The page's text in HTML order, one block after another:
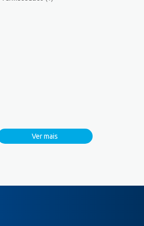
Ver mais